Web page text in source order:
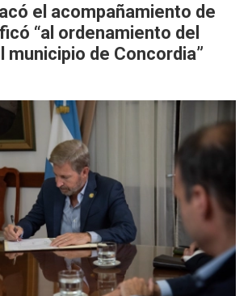
el acompañamiento de
“al ordenamiento del
municipio de Concordia”